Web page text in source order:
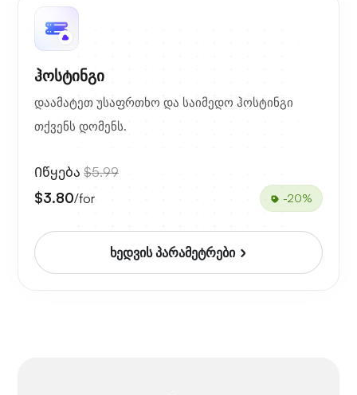
ჰოსტინგი
დაამატეთ უსაფრთხო და საიმედო ჰოსტინგი
თქვენს დომენს.
Იწყება $5.99
$3.80/for -20%
ხედვის პარამეტრები